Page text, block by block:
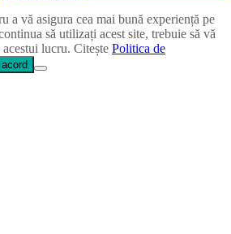
a vă asigura cea mai bună experiență pe
să utilizați acest site, trebuie să vă
lucru. Citește Politica de